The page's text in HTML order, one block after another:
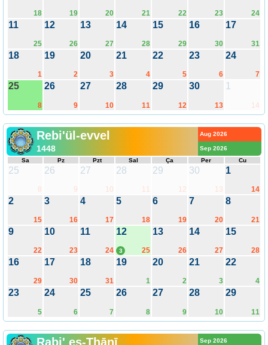
18 19 20 21 22 23 24
11
25
12
26
13
27
14
28
15
29
16
30
17
31
18
1
19
2
20
3
21
4
22
5
23
6
24
7
25
8
26
9
27
10
28
11
29
12
30
13
1
14
Rebi'ül-evvel
1448
Aug 2026
Sep 2026
Sa
Pz Pzt Sal Ça Per Cu
25
8
26
9
27
10
28
11
29
12
30
13
1
14
2
15
3
16
4
17
5
18
6
19
7
20
8
21
9
22
10
23
11
24
12
25
3
13
26
14
27
15
28
16
29
17
30
18
31
19
1
20
2
21
3
22
4
23
5
24
6
25
7
26
8
27
9
28
10
29
11
Rabi' es-Thānī Sep 2026